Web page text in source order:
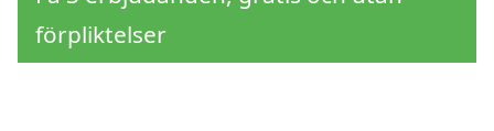
förpliktelser